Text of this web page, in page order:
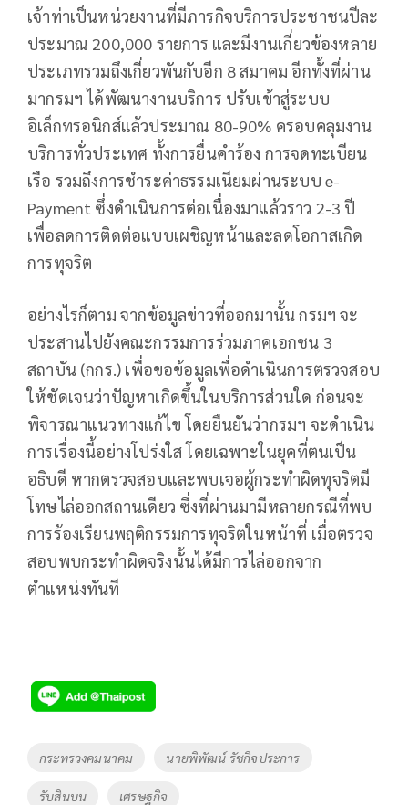
เจ้าท่าเป็นหน่วยงานที่มีภารกิจบริการประชาชนปีละ
ประมาณ 200,000 รายการ และมีงานเกี่ยวข้องหลาย
ประเภทรวมถึงเกี่ยวพันกับอีก 8 สมาคม อีกทั้งที่ผ่าน
มากรมฯ ได้พัฒนางานบริการ ปรับเข้าสู่ระบบ
อิเล็กทรอนิกส์แล้วประมาณ 80-90% ครอบคลุมงาน
บริการทั่วประเทศ ทั้งการยื่นคำร้อง การจดทะเบียน
เรือ รวมถึงการชำระค่าธรรมเนียมผ่านระบบ e-
Payment ซึ่งดำเนินการต่อเนื่องมาแล้วราว 2-3 ปี
เพื่อลดการติดต่อแบบเผชิญหน้าและลดโอกาสเกิด
การทุจริต
อย่างไรก็ตาม จากข้อมูลข่าวที่ออกมานั้น กรมฯ จะ
ประสานไปยังคณะกรรมการร่วมภาคเอกชน 3
สถาบัน (กกร.) เพื่อขอข้อมูลเพื่อดำเนินการตรวจสอบ
ให้ชัดเจนว่าปัญหาเกิดขึ้นในบริการส่วนใด ก่อนจะ
พิจารณาแนวทางแก้ไข โดยยืนยันว่ากรมฯ จะดำเนิน
การเรื่องนี้อย่างโปร่งใส โดยเฉพาะในยุคที่ตนเป็น
อธิบดี หากตรวจสอบและพบเจอผู้กระทำผิดทุจริตมี
โทษไล่ออกสถานเดียว ซึ่งที่ผ่านมามีหลายกรณีที่พบ
การร้องเรียนพฤติกรรมการทุจริตในหน้าที่ เมื่อตรวจ
สอบพบกระทำผิดจริงนั้นได้มีการไล่ออกจาก
ตำแหน่งทันที
Tags
กระทรวงคมนาคม นายพิพัฒน์ รัชกิจประการ
รับสินบน เศรษฐกิจ